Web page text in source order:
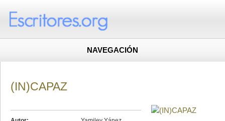
NAVEGACIÓN
(IN)CAPAZ